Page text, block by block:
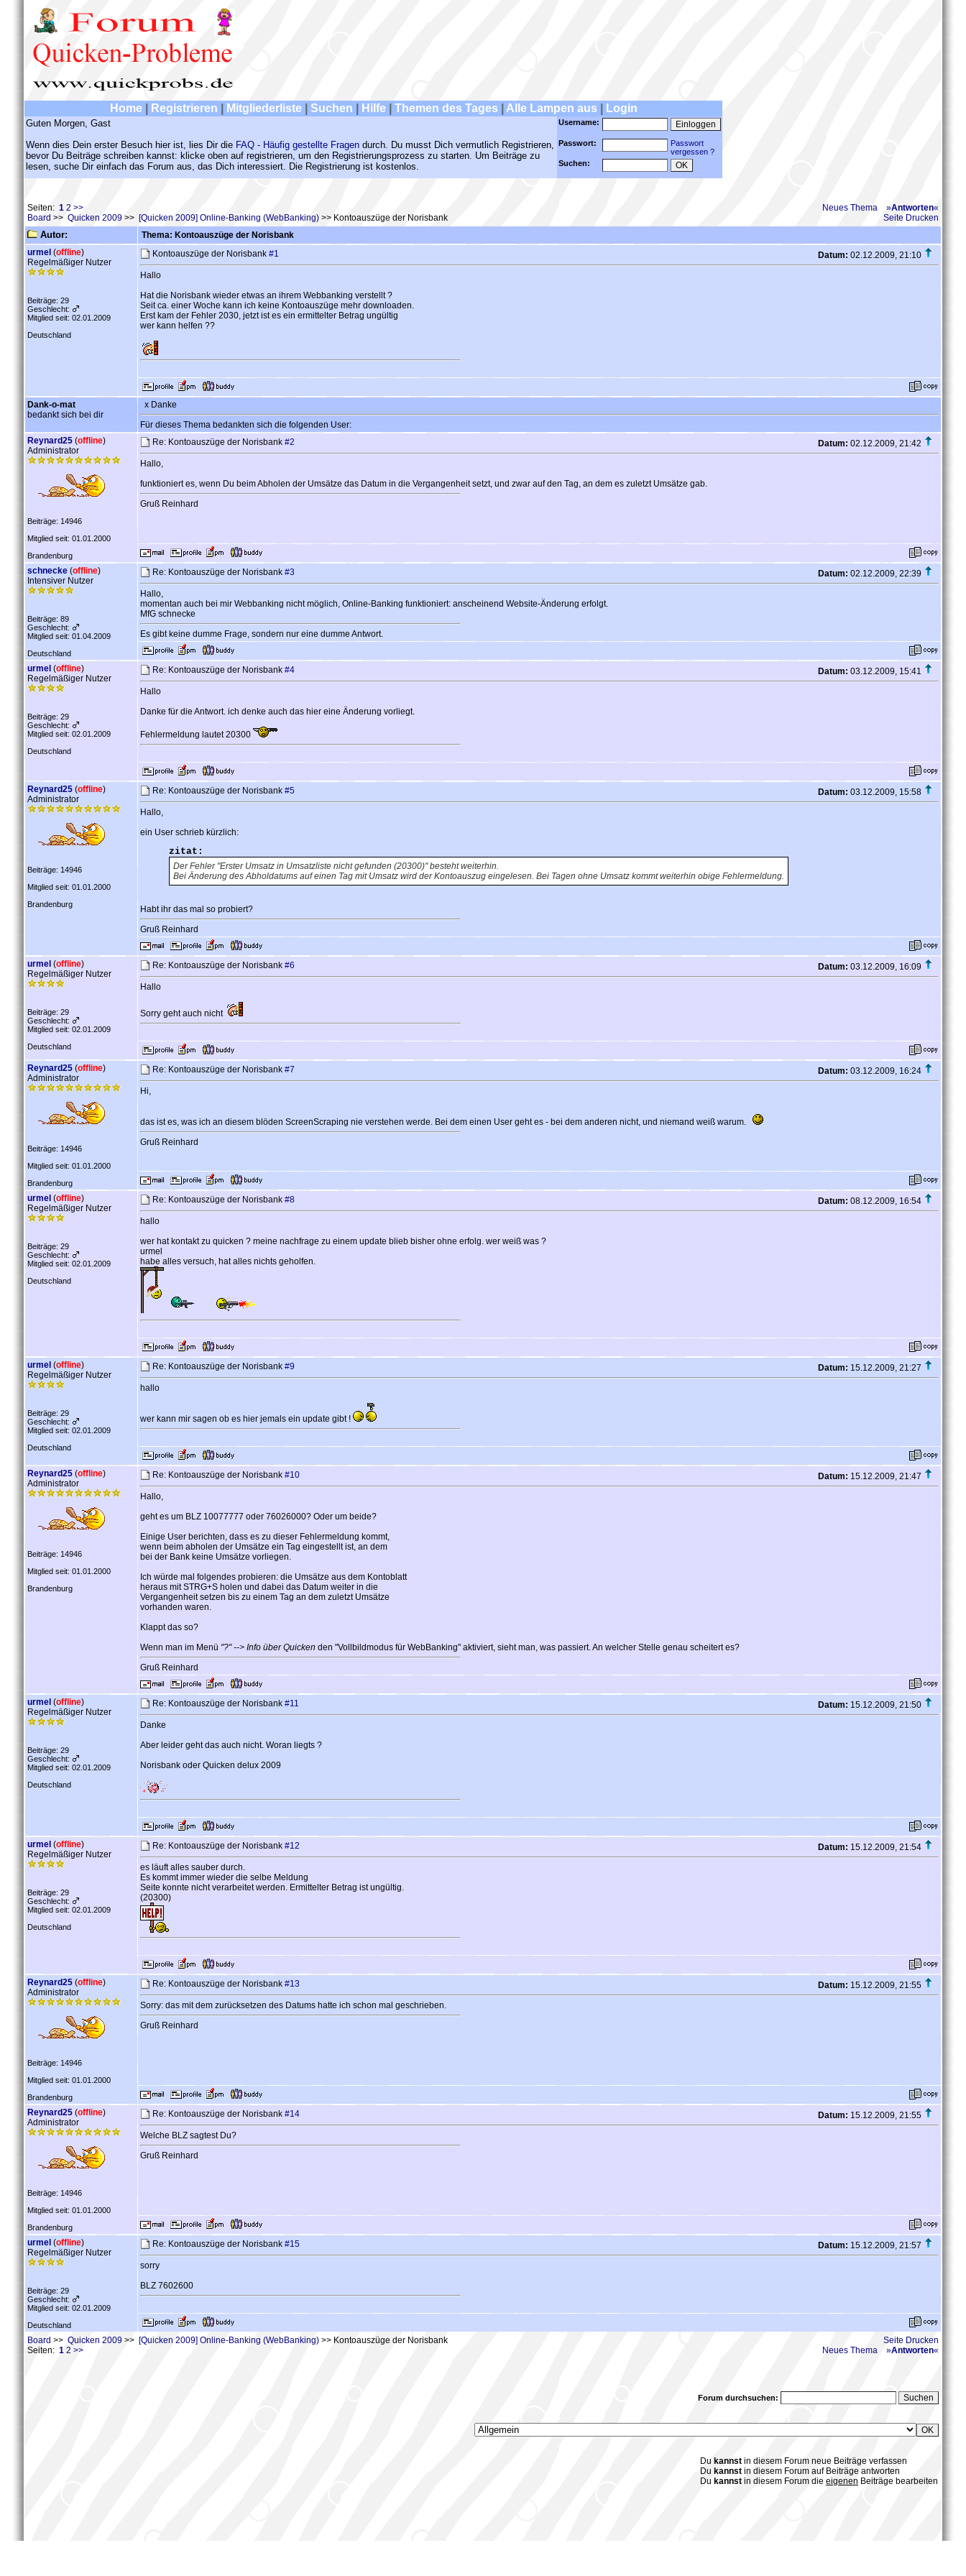
Home Registrieren Mitgliederliste Suchen Hilfe Themen des Tages Alle Lampen aus Login
Guten Morgen, Gast
Wenn dies Dein erster Besuch hier ist, lies Dir die FAQ - Häufig gestellte Fragen durch. Du musst Dich vermutlich Registrieren,
bevor Du Beiträge schreiben kannst: klicke oben auf registrieren, um den Registrierungsprozess zu starten. Um Beiträge zu
lesen, suche Dir einfach das Forum aus, das Dich interessiert. Die Registrierung ist kostenlos.
Username:
Passwort:
Passwort
vergessen ?
Suchen:
Seiten: 1 2 >>
Board >> Quicken 2009 >> [Quicken 2009] Online-Banking (WebBanking) >> Kontoauszüge der Norisbank
Neues Thema »Antworten«
Seite Drucken
Autor:
Thema: Kontoauszüge der Norisbank
urmel (offline)
Regelmäßiger Nutzer
Beiträge: 29
Geschlecht:
Mitglied seit: 02.01.2009
Deutschland
Kontoauszüge der Norisbank #1 Datum: 02.12.2009, 21:10
Hallo
Hat die Norisbank wieder etwas an ihrem Webbanking verstellt ?
Seit ca. einer Woche kann ich keine Kontoauszüge mehr downloaden.
Erst kam der Fehler 2030, jetzt ist es ein ermittelter Betrag ungültig
wer kann helfen ??
Dank-o-mat
bedankt sich bei dir
x Danke
Für dieses Thema bedankten sich die folgenden User:
Reynard25 (offline)
Administrator
Beiträge: 14946
Mitglied seit: 01.01.2000
Brandenburg
Re: Kontoauszüge der Norisbank #2 Datum: 02.12.2009, 21:42
Hallo,
funktioniert es, wenn Du beim Abholen der Umsätze das Datum in die Vergangenheit setzt, und zwar auf den Tag, an dem es zuletzt Umsätze gab.
Gruß Reinhard
schnecke (offline)
Intensiver Nutzer
Beiträge: 89
Geschlecht:
Mitglied seit: 01.04.2009
Deutschland
Re: Kontoauszüge der Norisbank #3 Datum: 02.12.2009, 22:39
Hallo,
momentan auch bei mir Webbanking nicht möglich, Online-Banking funktioniert: anscheinend Website-Änderung erfolgt.
MfG schnecke
Es gibt keine dumme Frage, sondern nur eine dumme Antwort.
urmel (offline)
Regelmäßiger Nutzer
Beiträge: 29
Geschlecht:
Mitglied seit: 02.01.2009
Deutschland
Re: Kontoauszüge der Norisbank #4 Datum: 03.12.2009, 15:41
Hallo
Danke für die Antwort. ich denke auch das hier eine Änderung vorliegt.
Fehlermeldung lautet 20300
Reynard25 (offline)
Administrator
Beiträge: 14946
Mitglied seit: 01.01.2000
Brandenburg
Re: Kontoauszüge der Norisbank #5 Datum: 03.12.2009, 15:58
Hallo,
ein User schrieb kürzlich:
zitat:
Der Fehler "Erster Umsatz in Umsatzliste nicht gefunden (20300)" besteht weiterhin.
Bei Änderung des Abholdatums auf einen Tag mit Umsatz wird der Kontoauszug eingelesen. Bei Tagen ohne Umsatz kommt weiterhin obige Fehlermeldung.
Habt ihr das mal so probiert?
Gruß Reinhard
urmel (offline)
Regelmäßiger Nutzer
Beiträge: 29
Geschlecht:
Mitglied seit: 02.01.2009
Deutschland
Re: Kontoauszüge der Norisbank #6 Datum: 03.12.2009, 16:09
Hallo
Sorry geht auch nicht
Reynard25 (offline)
Administrator
Beiträge: 14946
Mitglied seit: 01.01.2000
Brandenburg
Re: Kontoauszüge der Norisbank #7 Datum: 03.12.2009, 16:24
Hi,
das ist es, was ich an diesem blöden ScreenScraping nie verstehen werde. Bei dem einen User geht es - bei dem anderen nicht, und niemand weiß warum.
Gruß Reinhard
urmel (offline)
Regelmäßiger Nutzer
Beiträge: 29
Geschlecht:
Mitglied seit: 02.01.2009
Deutschland
Re: Kontoauszüge der Norisbank #8 Datum: 08.12.2009, 16:54
hallo
wer hat kontakt zu quicken ? meine nachfrage zu einem update blieb bisher ohne erfolg. wer weiß was ?
urmel
habe alles versuch, hat alles nichts geholfen.
urmel (offline)
Regelmäßiger Nutzer
Beiträge: 29
Geschlecht:
Mitglied seit: 02.01.2009
Deutschland
Re: Kontoauszüge der Norisbank #9 Datum: 15.12.2009, 21:27
hallo
wer kann mir sagen ob es hier jemals ein update gibt !
Reynard25 (offline)
Administrator
Beiträge: 14946
Mitglied seit: 01.01.2000
Brandenburg
Re: Kontoauszüge der Norisbank #10 Datum: 15.12.2009, 21:47
Hallo,
geht es um BLZ 10077777 oder 76026000? Oder um beide?
Einige User berichten, dass es zu dieser Fehlermeldung kommt,
wenn beim abholen der Umsätze ein Tag eingestellt ist, an dem
bei der Bank keine Umsätze vorliegen.
Ich würde mal folgendes probieren: die Umsätze aus dem Kontoblatt
heraus mit STRG+S holen und dabei das Datum weiter in die
Vergangenheit setzen bis zu einem Tag an dem zuletzt Umsätze
vorhanden waren.
Klappt das so?
Wenn man im Menü "?" --> Info über Quicken den "Vollbildmodus für WebBanking" aktiviert, sieht man, was passiert. An welcher Stelle genau scheitert es?
Gruß Reinhard
urmel (offline)
Regelmäßiger Nutzer
Beiträge: 29
Geschlecht:
Mitglied seit: 02.01.2009
Deutschland
Re: Kontoauszüge der Norisbank #11 Datum: 15.12.2009, 21:50
Danke
Aber leider geht das auch nicht. Woran liegts ?
Norisbank oder Quicken delux 2009
urmel (offline)
Regelmäßiger Nutzer
Beiträge: 29
Geschlecht:
Mitglied seit: 02.01.2009
Deutschland
Re: Kontoauszüge der Norisbank #12 Datum: 15.12.2009, 21:54
es läuft alles sauber durch.
Es kommt immer wieder die selbe Meldung
Seite konnte nicht verarbeitet werden. Ermittelter Betrag ist ungültig.
(20300)
Reynard25 (offline)
Administrator
Beiträge: 14946
Mitglied seit: 01.01.2000
Brandenburg
Re: Kontoauszüge der Norisbank #13 Datum: 15.12.2009, 21:55
Sorry: das mit dem zurücksetzen des Datums hatte ich schon mal geschrieben.
Gruß Reinhard
Reynard25 (offline)
Administrator
Beiträge: 14946
Mitglied seit: 01.01.2000
Brandenburg
Re: Kontoauszüge der Norisbank #14 Datum: 15.12.2009, 21:55
Welche BLZ sagtest Du?
Gruß Reinhard
urmel (offline)
Regelmäßiger Nutzer
Beiträge: 29
Geschlecht:
Mitglied seit: 02.01.2009
Deutschland
Re: Kontoauszüge der Norisbank #15 Datum: 15.12.2009, 21:57
sorry
BLZ 7602600
Board >> Quicken 2009 >> [Quicken 2009] Online-Banking (WebBanking) >> Kontoauszüge der Norisbank
Seiten: 1 2 >>
Seite Drucken
Neues Thema
»Antworten«
Forum durchsuchen:
Du kannst in diesem Forum neue Beiträge verfassen
Du kannst in diesem Forum auf Beiträge antworten
Du kannst in diesem Forum die eigenen Beiträge bearbeiten